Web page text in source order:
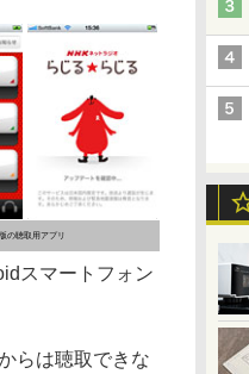
の聴取用アプリ
スマートフォン
らは聴取できな